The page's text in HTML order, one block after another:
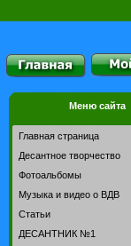
Меню сайта
Главная страница
Десантное творчество
Фотоальбомы
Музыка и видео о ВДВ
Статьи
ДЕСАНТНИК №1